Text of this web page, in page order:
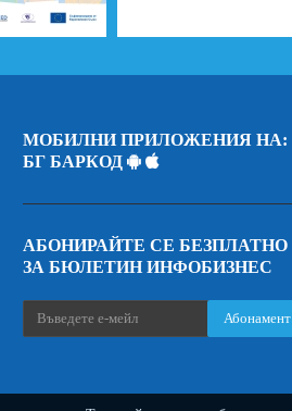
МОБИЛНИ ПРИЛОЖЕНИЯ НА:
БГ БАРКОД
АБОНИРАЙТЕ СЕ БЕЗПЛАТНО
ЗА БЮЛЕТИН ИНФОБИЗНЕС
Абонамент